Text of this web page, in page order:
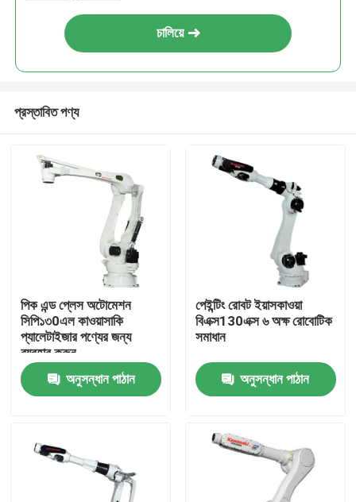
চালিয়ে
প্রস্তাবিত পণ্য
পিক এন্ড প্লেস অটোমেশন
সিপি১৩0এল কাওয়াসাকি
প্যালেটাইজার পণ্যের জন্য
ব্যবহার করুন
অনুসন্ধান পাঠান
পেইন্টিং রোবট ইয়াসকাওয়া
বিএক্স130এক্স ৬ অক্ষ রোবোটিক
সমাধান
অনুসন্ধান পাঠান